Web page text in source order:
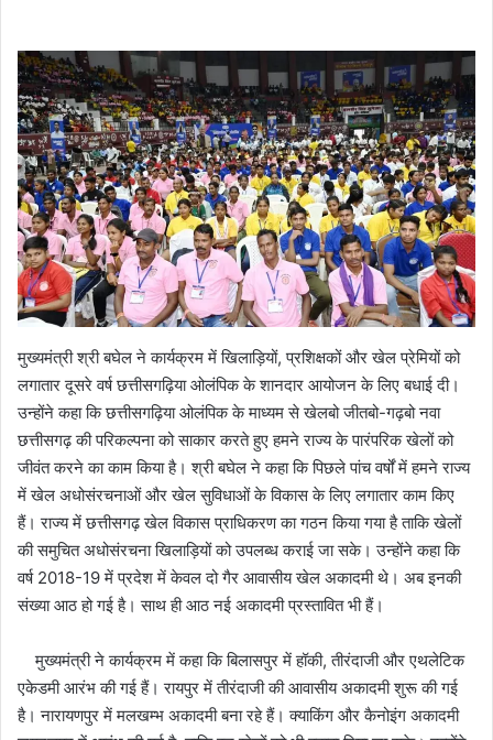
मुख्यमंत्री श्री बघेल ने कार्यक्रम में खिलाड़ियों, प्रशिक्षकों और खेल प्रेमियों को
लगातार दूसरे वर्ष छत्तीसगढ़िया ओलंपिक के शानदार आयोजन के लिए बधाई दी।
उन्होंने कहा कि छत्तीसगढ़िया ओलंपिक के माध्यम से खेलबो जीतबो-गढ़बो नवा
छत्तीसगढ़ की परिकल्पना को साकार करते हुए हमने राज्य के पारंपरिक खेलों को
जीवंत करने का काम किया है। श्री बघेल ने कहा कि पिछले पांच वर्षों में हमने राज्य
में खेल अधोसंरचनाओं और खेल सुविधाओं के विकास के लिए लगातार काम किए
हैं। राज्य में छत्तीसगढ़ खेल विकास प्राधिकरण का गठन किया गया है ताकि खेलों
की समुचित अधोसंरचना खिलाड़ियों को उपलब्ध कराई जा सके। उन्होंने कहा कि
वर्ष 2018-19 में प्रदेश में केवल दो गैर आवासीय खेल अकादमी थे। अब इनकी
संख्या आठ हो गई है। साथ ही आठ नई अकादमी प्रस्तावित भी हैं।
मुख्यमंत्री ने कार्यक्रम में कहा कि बिलासपुर में हॉकी, तीरंदाजी और एथलेटिक
एकेडमी आरंभ की गई हैं। रायपुर में तीरंदाजी की आवासीय अकादमी शुरू की गई
है। नारायणपुर में मलखम्भ अकादमी बना रहे हैं। क्याकिंग और कैनोइंग अकादमी